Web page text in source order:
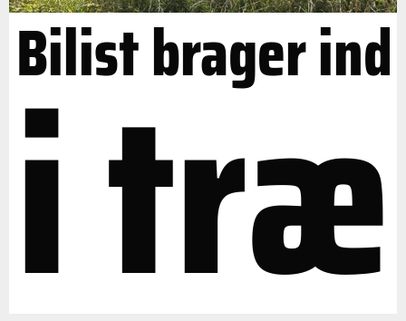
Bilist brager ind
i træ